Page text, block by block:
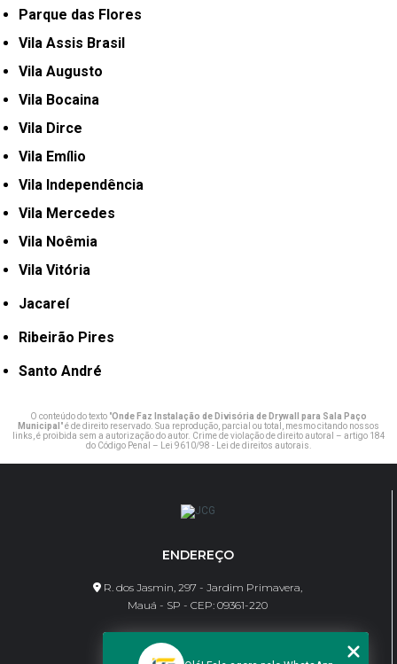
Parque das Flores
Vila Assis Brasil
Vila Augusto
Vila Bocaina
Vila Dirce
Vila Emílio
Vila Independência
Vila Mercedes
Vila Noêmia
Vila Vitória
Jacareí
Ribeirão Pires
Santo André
O conteúdo do texto "Onde Faz Instalação de Divisória de Drywall para Sala Paço
Municipal " é de direito reservado. Sua reprodução, parcial ou total, mesmo citando nossos
links, é proibida sem a autorização do autor. Crime de violação de direito autoral – artigo 184
do Código Penal –
Lei 9610/98 - Lei de direitos autorais
ENDEREÇO
R. dos Jasmin, 297 - Jardim Primavera,
Mauá - SP - CEP: 09361-220
CONTATO